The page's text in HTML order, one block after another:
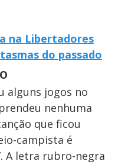
na Libertadores
do passado
alguns jogos no
nenhuma
que ficou
campista é
A letra rubro-negra